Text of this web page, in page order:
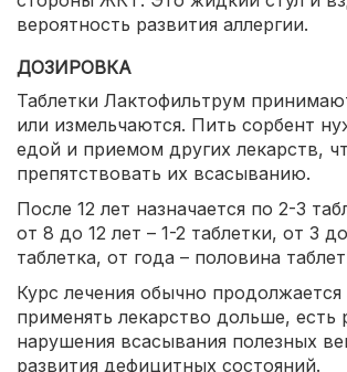
вероятность развития аллергии.
ДОЗИРОВКА
Таблетки Лактофильтрум
или измельчаются. Пить сорбент
едой и приемом других лекарств,
препятствовать их всасыванию.
После 12 лет назначается по 2-3
от 8 до 12 лет – 1-2 таблетки, от 3
таблетка, от года – половина
Курс лечения обычно продолжается
применять лекарство дольше, есть
нарушения всасывания полезных
развития дефицитных состояний.